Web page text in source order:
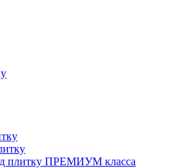
плитку ПРЕМИУМ класса